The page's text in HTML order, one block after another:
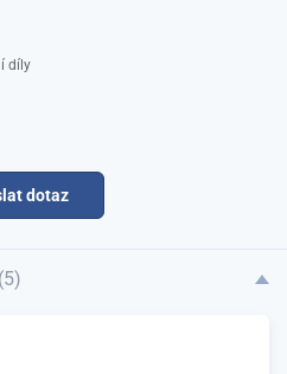
díly
dotaz
(5)